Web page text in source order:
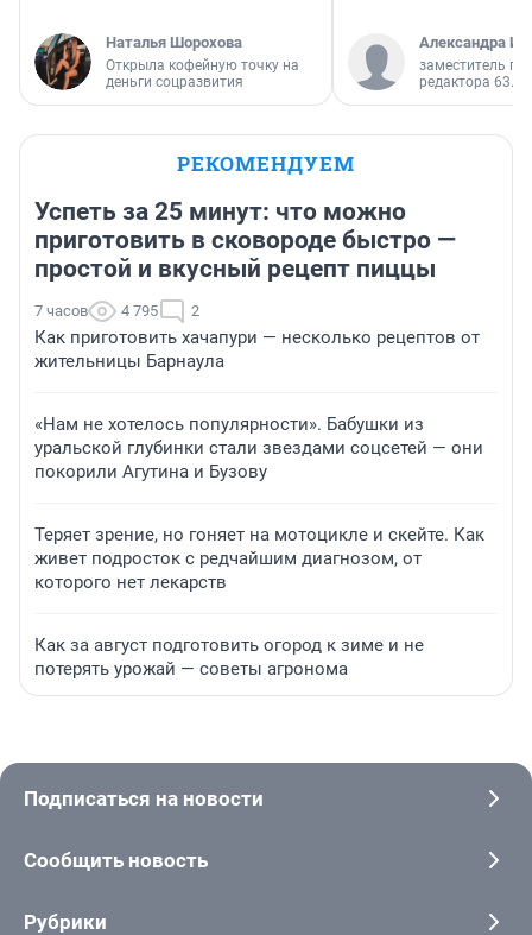
Наталья Шорохова
Открыла кофейную точку на
деньги соцразвития
Александра
заместитель
редактора 63.RU
РЕКОМЕНДУЕМ
Успеть за 25 минут: что можно
приготовить в сковороде быстро —
простой и вкусный рецепт пиццы
7 часов 4 795 2
Как приготовить хачапури — несколько рецептов от
жительницы Барнаула
«Нам не хотелось популярности». Бабушки из
уральской глубинки стали звездами соцсетей — они
покорили Агутина и Бузову
Теряет зрение, но гоняет на мотоцикле и скейте. Как
живет подросток с редчайшим диагнозом, от
которого нет лекарств
Как за август подготовить огород к зиме и не
потерять урожай — советы агронома
Подписаться на новости
Сообщить новость
Рубрики